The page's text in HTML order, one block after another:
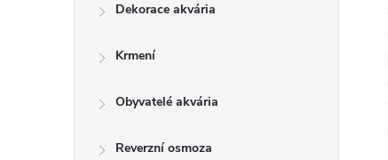
Dekorace akvária
Krmení
Obyvatelé akvária
Reverzní osmoza